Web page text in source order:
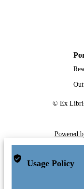
© Ex
Powered
Usage Policy